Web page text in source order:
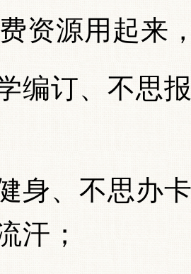
资源用起来
编订、不思
身、不思办
汗；